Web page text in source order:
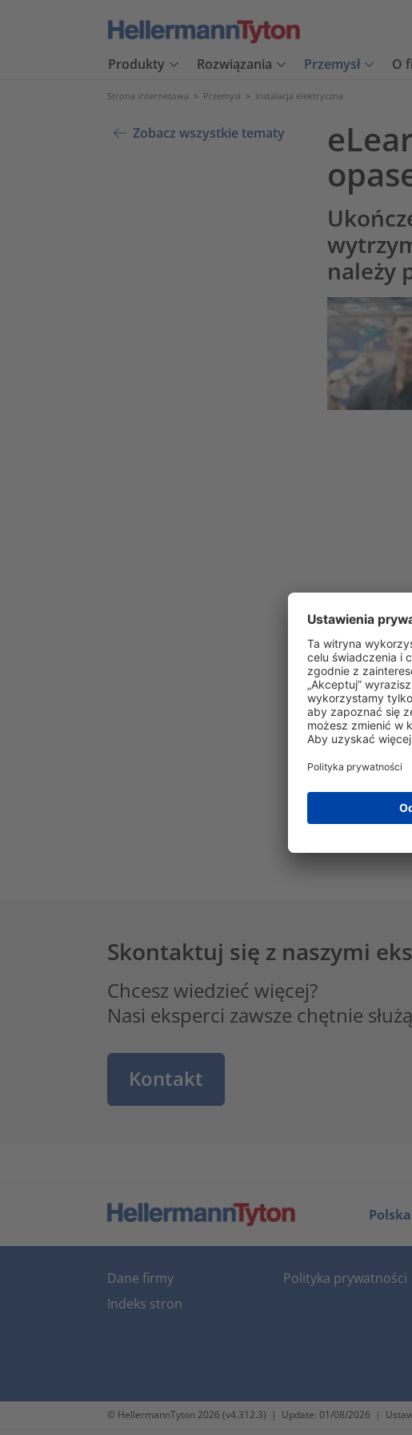
Produkty Rozwiązania Przemysł O
Strona internetowa > Przemysł > Instalacja elektryczna
Zobacz wszystkie tematy
należy
Dlaczego
Szkolenie
zagadnienia:
Siła,
Jak
Jak
Skontaktuj się z naszymi
Chcesz wiedzieć więcej?
Nasi eksperci zawsze chętnie
Kontakt
Polska
Dane firmy
Indeks stron
Polityka prywatności
© HellermannTyton 2026 (v4.312.3) | Update: 01/08/2026 |